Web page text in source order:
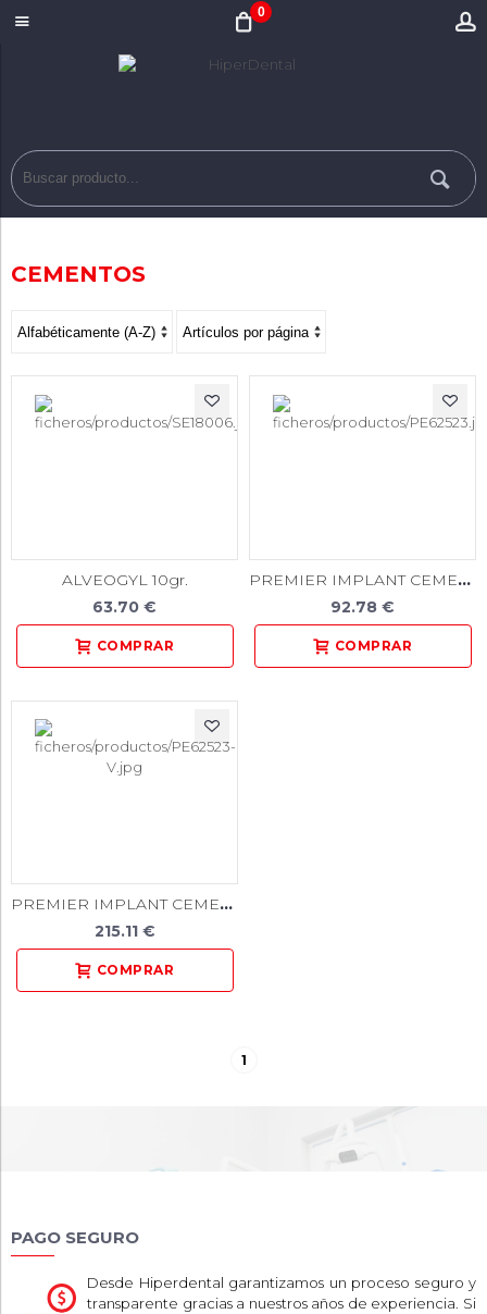
0
CEMENTOS
ALVEOGYL 10gr.
63.70 €
PREMIER IMPLANT CEMENT 5ml.+ACC.
92.78 €
PREMIER IMPLANT CEMENT VALUE PACK 3x5ml.+ACC.
215.11 €
1
PAGO SEGURO
Desde Hiperdental garantizamos un proceso seguro y
transparente gracias a nuestros años de experiencia. Si